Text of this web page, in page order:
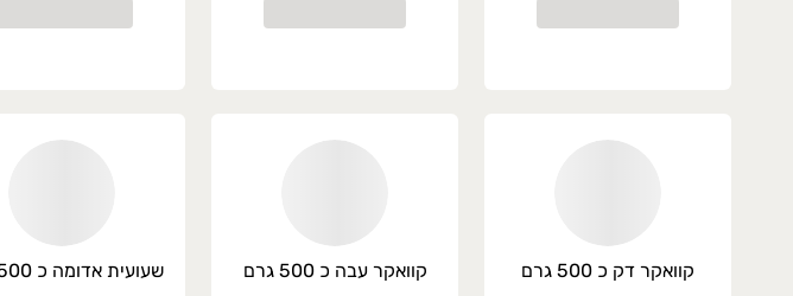
קוואקר דק כ 500 גרם קוואקר עבה כ 500 גרם שעועית אדומה כ 500 גרם